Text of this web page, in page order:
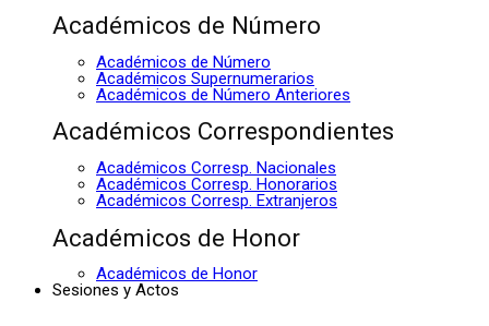
Académicos de Número
Académicos de Número
Académicos Supernumerarios
Académicos de Número Anteriores
Académicos Correspondientes
Académicos Corresp. Nacionales
Académicos Corresp. Honorarios
Académicos Corresp. Extranjeros
Académicos de Honor
Académicos de Honor
Sesiones y Actos